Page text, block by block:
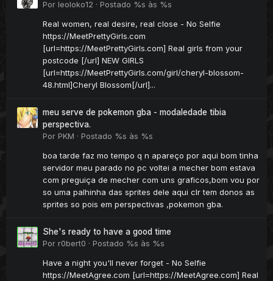
Por leoloko12 · Postado %s às %s
Real women, real desire, real close - No Selfie
https://MeetPrettyGirls.com
[url=https://MeetPrettyGirls.com] Real girls from your
postcode [/url] NEW GIRLS
[url=https://MeetPrettyGirls.com/girl/cheryl-blossom-
48.html]Cheryl Blossom[/url]...
meu serve de pokemon gba - modaledade tibia
perspectiva.
Por PKM · Postado %s às %s
boa tarde faz mo tempo q n apareço por aqui bom tinha
servidor meu parado no pc voltei a mecher bom estava
com preguiça de mecher com uns graficos,bom vou por
so uma palhinha das sprites dele aqui clr tem donos as
sprites so pois em perspectivas ,pokemon gba.
She's ready to have a good time
Por r0bert0 · Postado %s às %s
Have a night you'll never forget - No Selfie
https://MeetAgree.com [url=https://MeetAgree.com] Real